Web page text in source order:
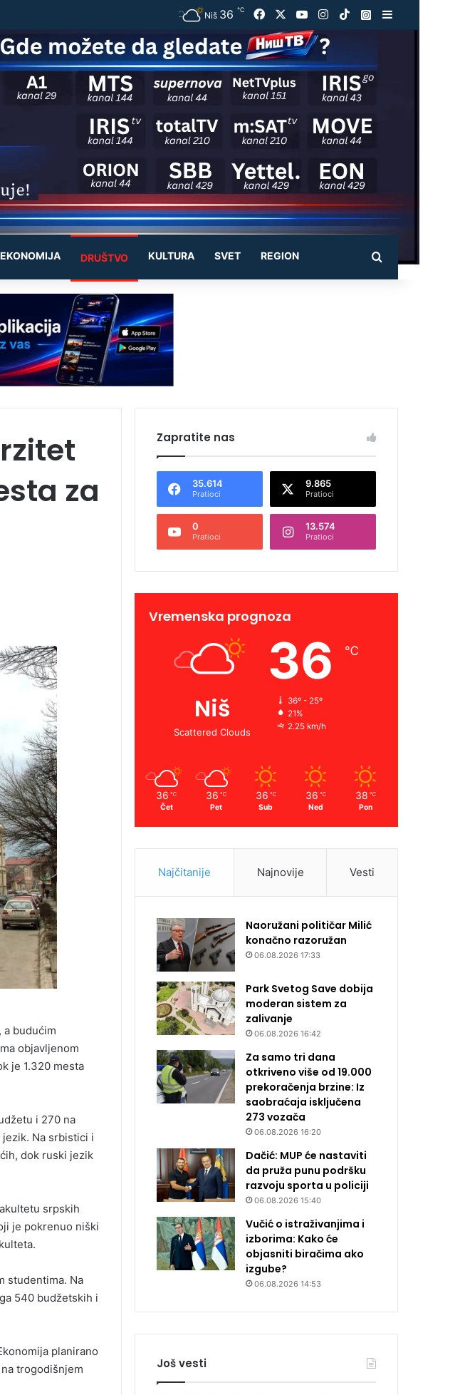
Niš 36 ℃ Facebook YouTubeInstagram
TikTokInstagram
EKONOMIJA DRUŠTVO KULTURA SVET REGION Pretraži
za
a budućim
objavljenom
je 1.320 mesta
i 270 na
Na srbistici i
dok ruski jezik
srpskih
je pokrenuo niški
studentima. Na
540 budžetskih i
planirano
trogodišnjem
Zapratite nas
35.614
Pratioci
9.865
Pratioci
0
Pratioci
13.574
Pratioci
Vremenska prognoza
Niš
Scattered Clouds
36 ℃
36º - 25º
21%
2.25 km/h
36 ℃
Čet
36 ℃
Pet
36 ℃
Sub
36 ℃
Ned
38 ℃
Pon
Najčitanije Najnovije Vesti
Naoružani političar Milić
konačno razoružan
06.08.2026 17:33
Park Svetog Save dobija
moderan sistem za
zalivanje
06.08.2026 16:42
Za samo tri dana
otkriveno više od 19.000
prekoračenja brzine: Iz
saobraćaja isključena
273 vozača
06.08.2026 16:20
Dačić: MUP će nastaviti
da pruža punu podršku
razvoju sporta u policiji
06.08.2026 15:40
Vučić o istraživanjima i
izborima: Kako će
objasniti biračima ako
izgube?
06.08.2026 14:53
Još vesti